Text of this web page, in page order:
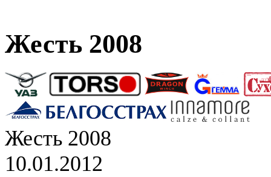
Жесть 2008
Жесть 2008
10.01.2012